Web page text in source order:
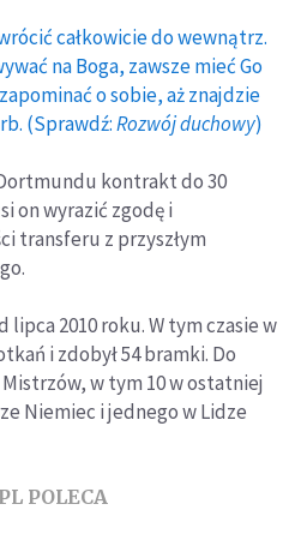
całkowicie do wewnątrz.
na Boga, zawsze mieć Go
o sobie, aż znajdzie
(Sprawdź:Rozwój duchowy)
kontrakt do 30
on wyrazić zgodę i
transferu z przyszłym
lipca 2010 roku. W tym czasie w
i zdobył 54 bramki. Do
w tym 10 w ostatniej
Niemiec i jednego w Lidze
POLECA